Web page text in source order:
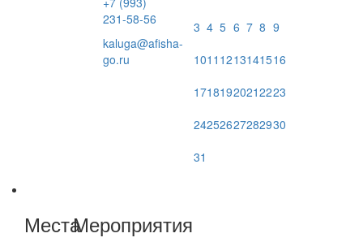
231-58-56
kaluga@afisha-
go.ru
3 4 5 6 7 8 9
1011 1213141516
17181920212223
24252627282930
31
МестаМероприятия